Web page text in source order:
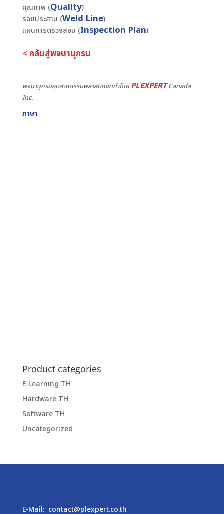
คุณภาพ (Quality)
รอยประสาน (Weld Line)
แผนการตรวจสอบ (Inspection Plan)
< กลับสู่พจนานุกรม
พจนานุกรมอุตสาหกรรมพลาสติกจัดทำโดยPLEXPERTCanada
Inc.
ภาษา
Product categories
E-Learning TH
Hardware TH
Software TH
Uncategorized
E-Mail: contact@plexpert.co.th